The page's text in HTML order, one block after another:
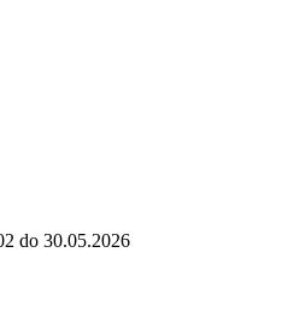
do 30.05.2026